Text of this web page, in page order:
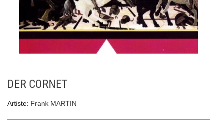
DER CORNET
Artiste: Frank MARTIN